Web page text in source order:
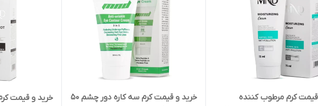
کرم مرطوب کننده
خرید و قیمت کرم سه کاره دور چشم ۵۰